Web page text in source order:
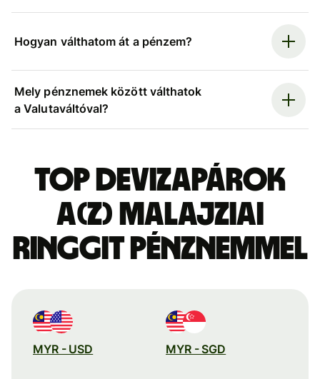
Hogyan válthatom át a pénzem?
Mely pénznemek között válthatok
a Valutaváltóval?
Top devizapárok
a(z) malajziai
ringgit pénznemmel
MYR - USD MYR - SGD